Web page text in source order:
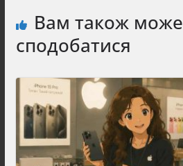
Вам також може
сподобатися